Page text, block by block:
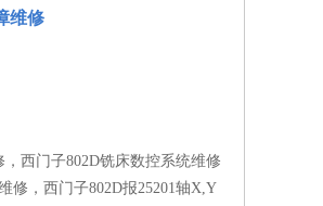
维修
西门子802D铣床数控系统维修
修，西门子802D报25201轴X,Y